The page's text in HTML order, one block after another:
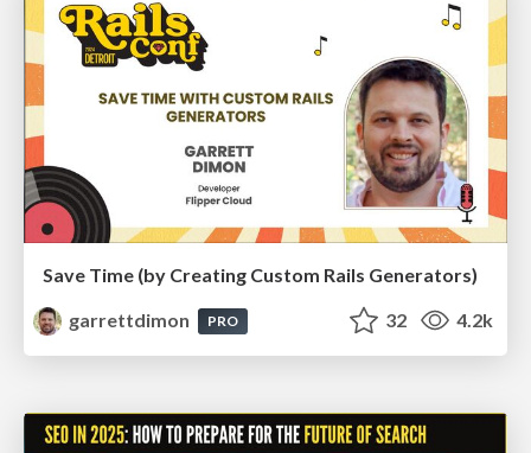
Save Time (by Creating Custom Rails Generators)
garrettdimon
PRO 32 4.2k